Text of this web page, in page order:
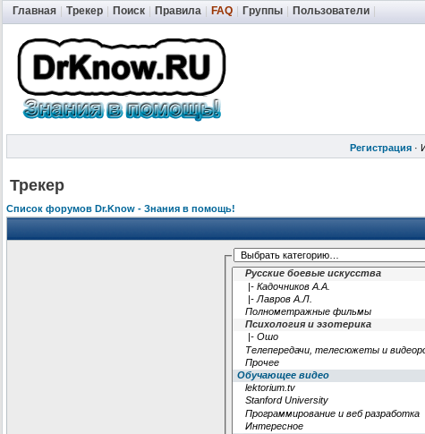
Главная Трекер Поиск Правила FAQ Группы Пользователи
Регистрация ·
Трекер
Список форумов Dr.Know - Знания в помощь!